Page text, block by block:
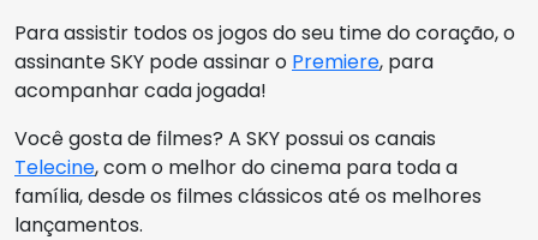
Para assistir todos os jogos do seu time do coração, o
assinante SKY pode assinar o Premiere, para
acompanhar cada jogada!
Você gosta de filmes? A SKY possui os canais
Telecine, com o melhor do cinema para toda a
família, desde os filmes clássicos até os melhores
lançamentos.